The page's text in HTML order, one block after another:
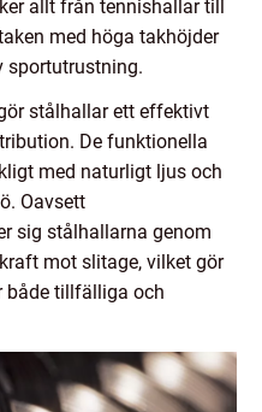
allt från tennishallar till
med höga takhöjder
sportutrustning.
stålhallar ett effektivt
De funktionella
med naturligt ljus och
Oavsett
sig stålhallarna genom
mot slitage, vilket gör
både tillfälliga och